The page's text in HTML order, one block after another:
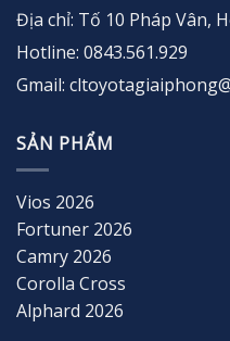
Địa chỉ: Tố 10 Pháp Vân,
Hotline: 0843.561.929
Gmail:
SẢN PHẨM
Vios 2026
Fortuner 2026
Camry 2026
Corolla Cross
Alphard 2026